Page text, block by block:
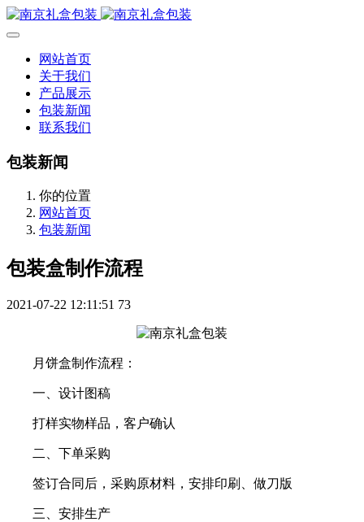
网站首页
关于我们
产品展示
包装新闻
联系我们
包装新闻
你的位置
网站首页
包装新闻
包装盒制作流程
2021-07-22 12:11:51 73
月饼盒制作流程：
一、设计图稿
打样实物样品，客户确认
二、下单采购
签订合同后，采购原材料，安排印刷、做刀版
三、安排生产